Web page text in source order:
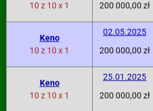
10 z 10 x 1
200 000,00 zł
Keno
10 z 10 x 1
02.05.2025
200 000,00 zł
Keno
10 z 10 x 1
25.01.2025
200 000,00 zł